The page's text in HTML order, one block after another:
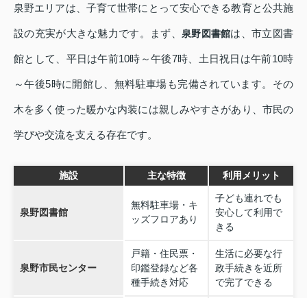
泉野エリアは、子育て世帯にとって安心できる教育と公共施
設の充実が大きな魅力です。まず、 泉野図書館は、市立図書
館として、平日は午前10時～午後7時、土日祝日は午前10時
～午後5時に開館し、無料駐車場も完備されています。その
木を多く使った暖かな内装には親しみやすさがあり、市民の
学びや交流を支える存在です。
施設 主な特徴 利用メリット
泉野図書館
無料駐車場・キ
ッズフロアあり
子ども連れでも
安心して利用で
きる
泉野市民センター
戸籍・住民票・
印鑑登録など各
種手続き対応
生活に必要な行
政手続きを近所
で完了できる